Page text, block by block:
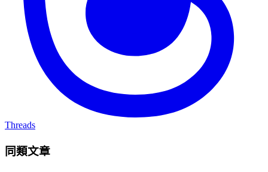
Threads
同類文章